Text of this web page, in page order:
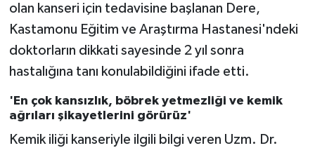
olan kanseri için tedavisine başlanan Dere,
Kastamonu Eğitim ve Araştırma Hastanesi'ndeki
doktorların dikkati sayesinde 2 yıl sonra
hastalığına tanı konulabildiğini ifade etti.
'En çok kansızlık, böbrek yetmezliği ve kemik
ağrıları şikayetlerini görürüz'
Kemik iliği kanseriyle ilgili bilgi veren Uzm. Dr.